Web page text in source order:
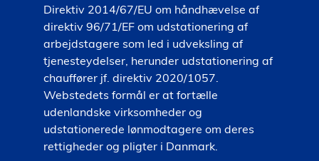
Direktiv 2014/67/EU om håndhævelse af
direktiv 96/71/EF om udstationering af
arbejdstagere som led i udveksling af
tjenesteydelser, herunder udstationering af
chauffører jf. direktiv 2020/1057.
Webstedets formål er at fortælle
udenlandske virksomheder og
udstationerede lønmodtagere om deres
rettigheder og pligter i Danmark.